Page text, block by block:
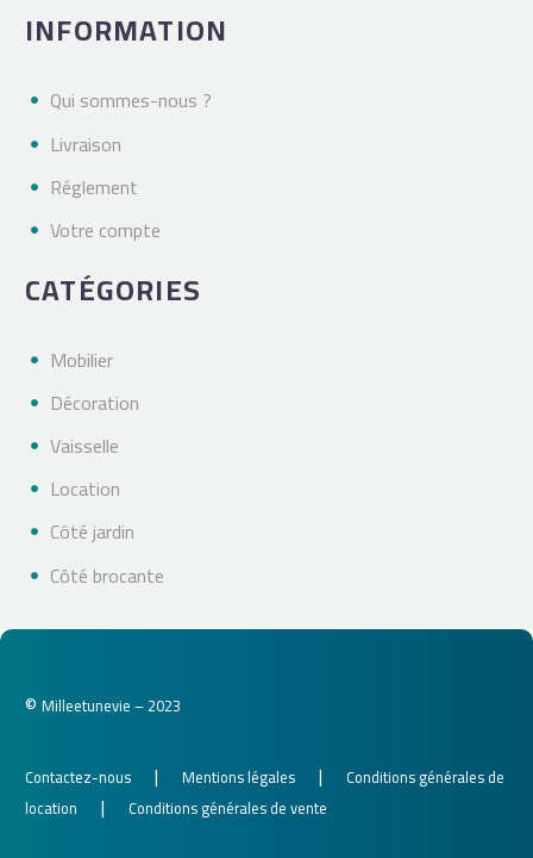
INFORMATION
Qui sommes-nous ?
Livraison
Réglement
Votre compte
CATÉGORIES
Mobilier
Décoration
Vaisselle
Location
Côté jardin
Côté brocante
© Milleetunevie – 2023
Contactez-nous | Mentions légales |
Conditions générales de
location
| Conditions générales de vente